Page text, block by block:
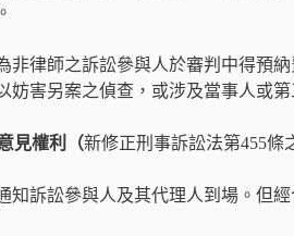
非律師之訴訟參與人於審判中得預
妨害另案之偵查，或涉及當事人或
見權利（新修正刑事訴訟法第455條
知訴訟參與人及其代理人到場。但